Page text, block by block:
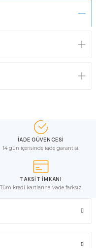
İADE GÜVENCESİ
14 gün içerisinde iade garantisi.
TAKSİT İMKANI
Tüm kredi kartlarına vade farksız.